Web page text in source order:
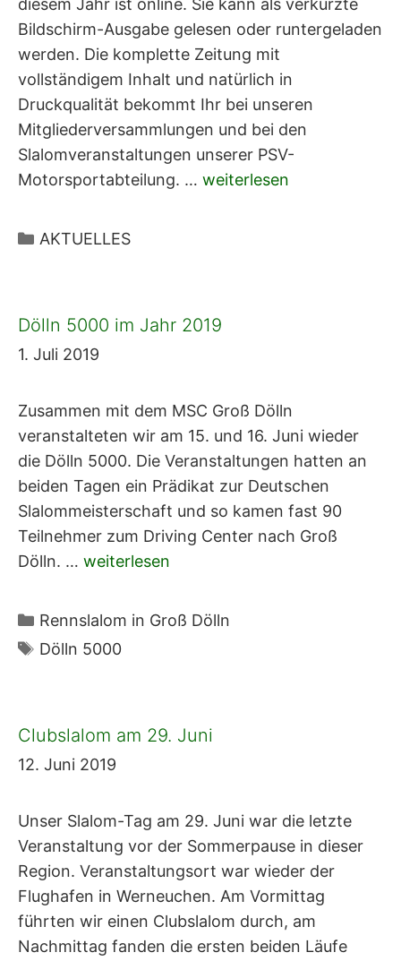
diesem Jahr ist online. Sie kann als verkürzte
Bildschirm-Ausgabe gelesen oder runtergeladen
werden. Die komplette Zeitung mit
vollständigem Inhalt und natürlich in
Druckqualität bekommt Ihr bei unseren
Mitgliederversammlungen und bei den
Slalomveranstaltungen unserer PSV-
Motorsportabteilung. … weiterlesen
Kategorien
AKTUELLES
Dölln 5000 im Jahr 2019
1. Juli 2019
Zusammen mit dem MSC Groß Dölln
veranstalteten wir am 15. und 16. Juni wieder
die Dölln 5000. Die Veranstaltungen hatten an
beiden Tagen ein Prädikat zur Deutschen
Slalommeisterschaft und so kamen fast 90
Teilnehmer zum Driving Center nach Groß
Dölln. … weiterlesen
Kategorien
Rennslalom in Groß Dölln
Schlagwörter
Dölln 5000
Clubslalom am 29. Juni
12. Juni 2019
Unser Slalom-Tag am 29. Juni war die letzte
Veranstaltung vor der Sommerpause in dieser
Region. Veranstaltungsort war wieder der
Flughafen in Werneuchen. Am Vormittag
führten wir einen Clubslalom durch, am
Nachmittag fanden die ersten beiden Läufe